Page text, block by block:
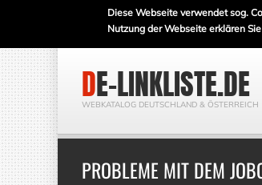
Diese Webseite verwendet sog.
Nutzung der Webseite erklären
DE-LINKLISTE.DE
WEBKATALOG DEUTSCHLAND & ÖSTERREICH
PROBLEME MIT DEM